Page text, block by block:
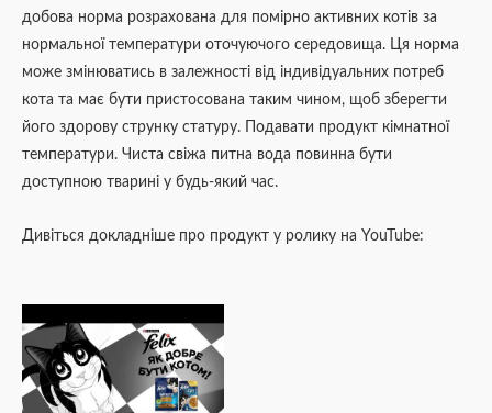
добова норма розрахована для помірно активних котів за
нормальної температури оточуючого середовища. Ця норма
може змінюватись в залежності від індивідуальних потреб
кота та має бути пристосована таким чином, щоб зберегти
його здорову струнку статуру. Подавати продукт кімнатної
температури. Чиста свіжа питна вода повинна бути
доступною тварині у будь-який час.
Дивіться докладніше про продукт у ролику на YouTube: